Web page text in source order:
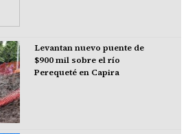
Levantan nuevo puente de
$900 mil sobre el río
Perequeté en Capira